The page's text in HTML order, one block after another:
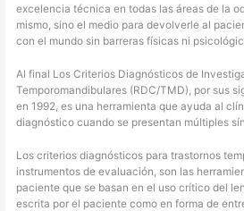
excelencia técnica en todas las áreas de la
mismo, sino el medio para devolverle al
con el mundo sin barreras físicas ni
Al final Los Criterios Diagnósticos de
Temporomandibulares (RDC/TMD), por sus
en 1992, es una herramienta que ayuda al
diagnóstico cuando se presentan múltiples
Los criterios diagnósticos para trastornos
instrumentos de evaluación, son las
paciente que se basan en el uso crítico del
escrita por el paciente como en forma de